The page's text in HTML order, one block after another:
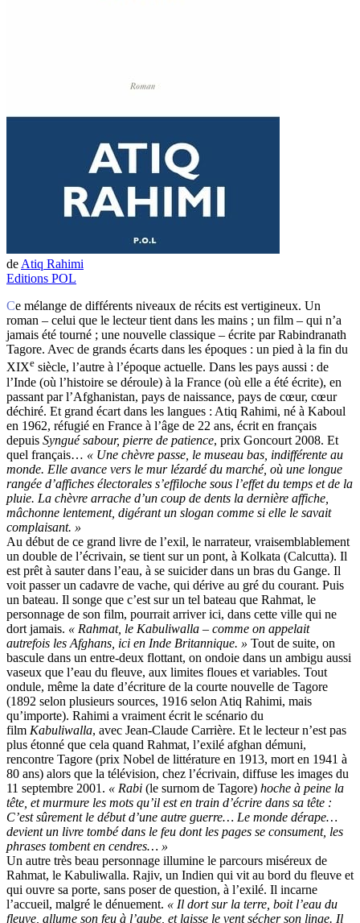
deAtiq Rahimi
Editions POL
Ce mélange de différents niveaux de récits est vertigineux. Un
roman – celui que le lecteur tient dans les mains ; un film – qui n’a
jamais été tourné ; une nouvelle classique – écrite par Rabindranath
Tagore. Avec de grands écarts dans les époques : un pied à la fin du
XIXe siècle, l’autre à l’époque actuelle. Dans les pays aussi : de
l’Inde (où l’histoire se déroule) à la France (où elle a été écrite), en
passant par l’Afghanistan, pays de naissance, pays de cœur, cœur
déchiré. Et grand écart dans les langues : Atiq Rahimi, né à Kaboul
en 1962, réfugié en France à l’âge de 22 ans, écrit en français
depuis Syngué sabour, pierre de patience, prix Goncourt 2008. Et
quel français… « Une chèvre passe, le museau bas, indifférente au
monde. Elle avance vers le mur lézardé du marché, où une longue
rangée d’affiches électorales s’effiloche sous l’effet du temps et de la
pluie. La chèvre arrache d’un coup de dents la dernière affiche,
mâchonne lentement, digérant un slogan comme si elle le savait
complaisant. »
Au début de ce grand livre de l’exil, le narrateur, vraisemblablement
un double de l’écrivain, se tient sur un pont, à Kolkata (Calcutta). Il
est prêt à sauter dans l’eau, à se suicider dans un bras du Gange. Il
voit passer un cadavre de vache, qui dérive au gré du courant. Puis
un bateau. Il songe que c’est sur un tel bateau que Rahmat, le
personnage de son film, pourrait arriver ici, dans cette ville qui ne
dort jamais. « Rahmat, le Kabuliwalla – comme on appelait
autrefois les Afghans, ici en Inde Britannique. » Tout de suite, on
bascule dans un entre-deux flottant, on ondoie dans un ambigu aussi
vaseux que l’eau du fleuve, aux limites floues et variables. Tout
ondule, même la date d’écriture de la courte nouvelle de Tagore
(1892 selon plusieurs sources, 1916 selon Atiq Rahimi, mais
qu’importe). Rahimi a vraiment écrit le scénario du
film Kabuliwalla, avec Jean-Claude Carrière. Et le lecteur n’est pas
plus étonné que cela quand Rahmat, l’exilé afghan démuni,
rencontre Tagore (prix Nobel de littérature en 1913, mort en 1941 à
80 ans) alors que la télévision, chez l’écrivain, diffuse les images du
11 septembre 2001. « Rabi (le surnom de Tagore) hoche à peine la
tête, et murmure les mots qu’il est en train d’écrire dans sa tête :
C’est sûrement le début d’une autre guerre… Le monde dérape…
devient un livre tombé dans le feu dont les pages se consument, les
phrases tombent en cendres… »
Un autre très beau personnage illumine le parcours miséreux de
Rahmat, le Kabuliwalla. Rajiv, un Indien qui vit au bord du fleuve et
qui ouvre sa porte, sans poser de question, à l’exilé. Il incarne
l’accueil, malgré le dénuement. « Il dort sur la terre, boit l’eau du
fleuve, allume son feu à l’aube, et laisse le vent sécher son linge. Il